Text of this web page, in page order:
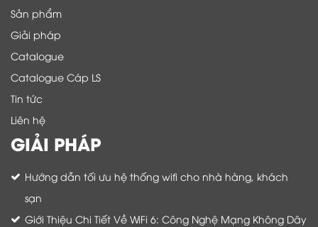
Sản phẩm
Giải pháp
Catalogue
Catalogue Cáp LS
Tin tức
Liên hệ
GIẢI PHÁP
Hướng dẫn tối ưu hệ thống wifi cho nhà hàng, khách
sạn
Giới Thiệu Chi Tiết Về WiFi 6: Công Nghệ Mạng Không Dây